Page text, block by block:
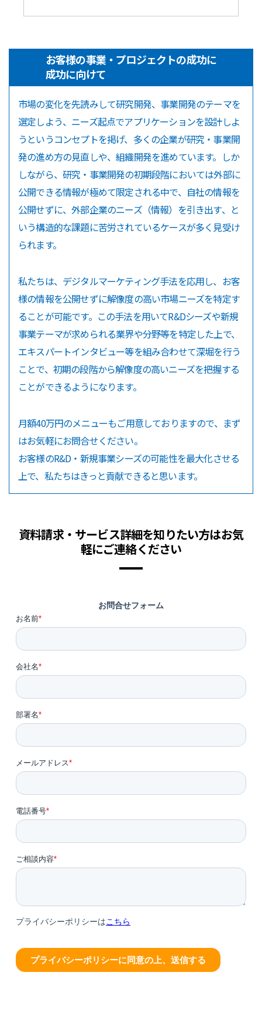
お客様の事業・プロジェクトの成功に
成功に向けて
市場の変化を先読みして研究開発、事業開発のテーマを
選定しよう、ニーズ起点でアプリケーションを設計しよ
うというコンセプトを掲げ、多くの企業が研究・事業開
発の進め方の見直しや、組織開発を進めています。しか
しながら、研究・事業開発の初期段階においては外部に
公開できる情報が極めて限定される中で、自社の情報を
公開せずに、外部企業のニーズ（情報）を引き出す、と
いう構造的な課題に苦労されているケースが多く見受け
られます。
私たちは、デジタルマーケティング手法を応用し、お客
様の情報を公開せずに解像度の高い市場ニーズを特定す
ることが可能です。この手法を用いてR&Dシーズや新規
事業テーマが求められる業界や分野等を特定した上で、
エキスパートインタビュー等を組み合わせて深堀を行う
ことで、初期の段階から解像度の高いニーズを把握する
ことができるようになります。
月額40万円のメニューもご用意しておりますので、まず
はお気軽にお問合せください。
お客様のR&D・新規事業シーズの可能性を最大化させる
上で、私たちはきっと貢献できると思います。
資料請求・サービス詳細を知りたい方はお気
軽にご連絡ください